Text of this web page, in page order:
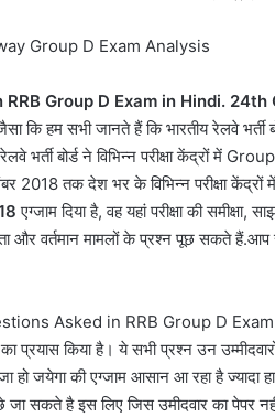
Group D Exam Analysis
Group D Exam in Hindi. 24th
कि हम सभी जानते हैं कि भारतीय रेलवे भर्ती
बोर्ड ने विभिन्न परीक्षा केंद्रों में
2018 तक देश भर के विभिन्न परीक्षा केंद्रों
एग्जाम दिया है, वह यहां परीक्षा की समीक्षा,
और वर्तमान मामलों के प्रश्न पूछ सकते
Asked in RRB Group D
किया है। ये सभी प्रश्न उन
हो जयेगा की एग्जाम आसान आ रहा है ज्यादा
जा सकते है इस लिए जिस उमीदवार का पेपर